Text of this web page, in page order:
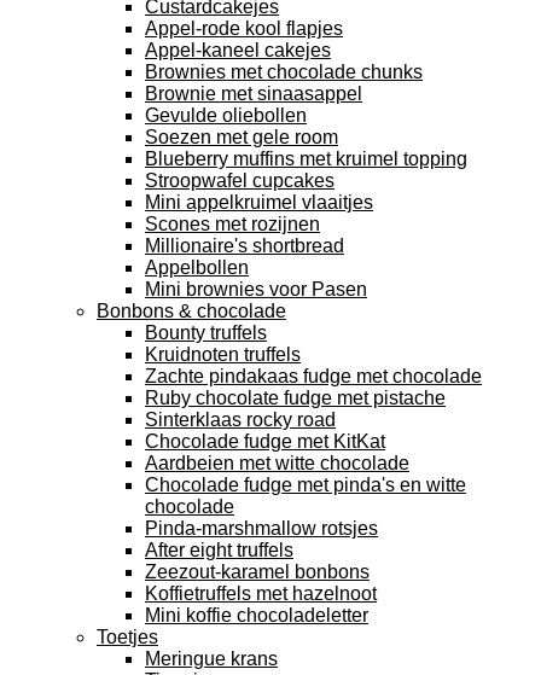
Custardcakejes
Appel-rode kool flapjes
Appel-kaneel cakejes
Brownies met chocolade chunks
Brownie met sinaasappel
Gevulde oliebollen
Soezen met gele room
Blueberry muffins met kruimel topping
Stroopwafel cupcakes
Mini appelkruimel vlaaitjes
Scones met rozijnen
Millionaire's shortbread
Appelbollen
Mini brownies voor Pasen
Bonbons & chocolade
Bounty truffels
Kruidnoten truffels
Zachte pindakaas fudge met chocolade
Ruby chocolate fudge met pistache
Sinterklaas rocky road
Chocolade fudge met KitKat
Aardbeien met witte chocolade
Chocolade fudge met pinda's en witte
chocolade
Pinda-marshmallow rotsjes
After eight truffels
Zeezout-karamel bonbons
Koffietruffels met hazelnoot
Mini koffie chocoladeletter
Toetjes
Meringue krans